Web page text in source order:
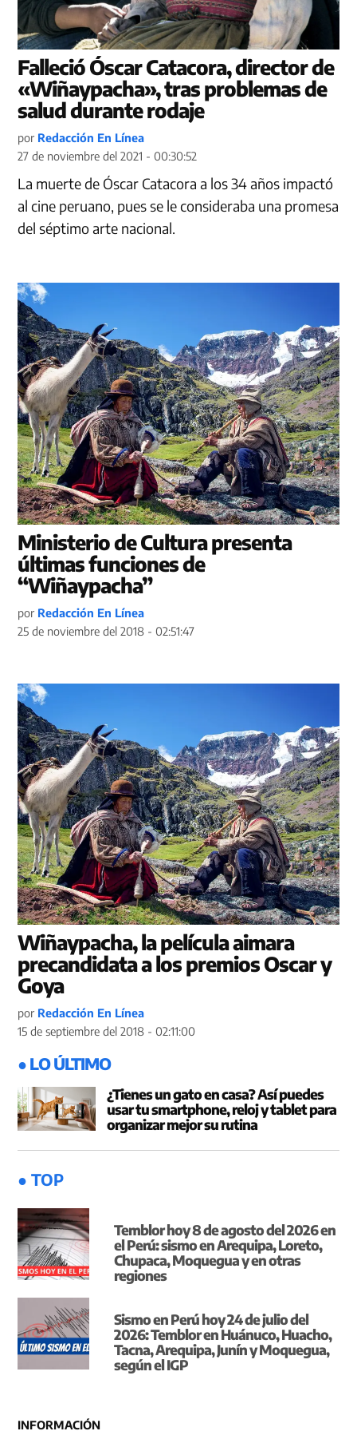
Falleció Óscar Catacora, director de
«Wiñaypacha», tras problemas de
salud durante rodaje
por Redacción En Línea
27 de noviembre del 2021 - 00:30:52
La muerte de Óscar Catacora a los 34 años impactó
al cine peruano, pues se le consideraba una promesa
del séptimo arte nacional.
Ministerio de Cultura presenta
últimas funciones de
“Wiñaypacha”
por Redacción En Línea
25 de noviembre del 2018 - 02:51:47
Wiñaypacha, la película aimara
precandidata a los premios Oscar y
Goya
por Redacción En Línea
15 de septiembre del 2018 - 02:11:00
● LO ÚLTIMO
¿Tienes un gato en casa? Así puedes
usar tu smartphone, reloj y tablet para
organizar mejor su rutina
● TOP
Temblor hoy 8 de agosto del 2026 en
el Perú: sismo en Arequipa, Loreto,
Chupaca, Moquegua y en otras
regiones
Sismo en Perú hoy 24 de julio del
2026: Temblor en Huánuco, Huacho,
Tacna, Arequipa, Junín y Moquegua,
según el IGP
INFORMACIÓN